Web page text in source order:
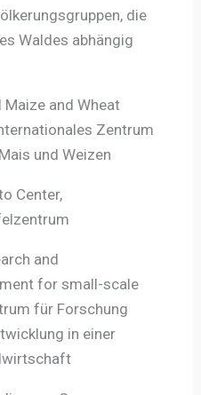
die
Waldes abhängig
Maize and Wheat
Zentrum
und Weizen
Center,
and
for small-scale
für Forschung
in einer